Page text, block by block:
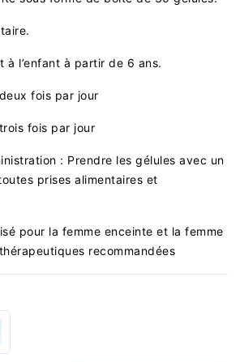
à l’enfant à partir de 6 ans.
fois par jour
fois par jour
: Prendre les gélules avec un
prises alimentaires et
pour la femme enceinte et la femme
recommandées